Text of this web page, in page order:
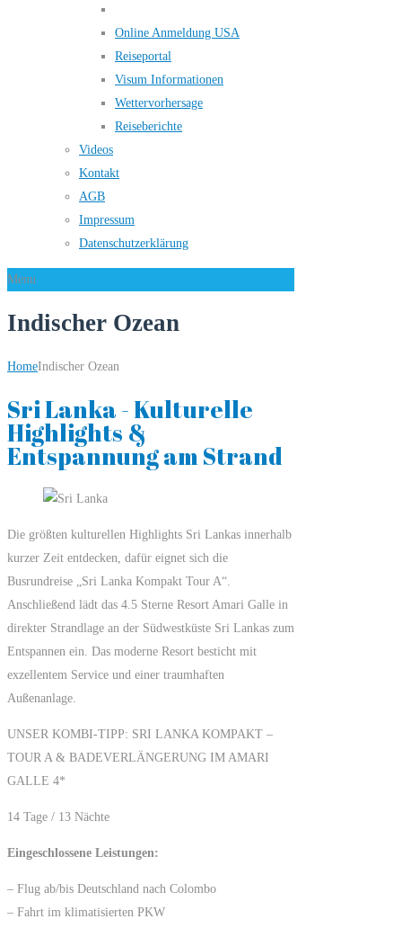
Online Anmeldung USA
Reiseportal
Visum Informationen
Wettervorhersage
Reiseberichte
Videos
Kontakt
AGB
Impressum
Datenschutzerklärung
Menu
Indischer Ozean
HomeIndischer Ozean
Sri Lanka - Kulturelle
Highlights &
Entspannung am Strand
Die größten kulturellen Highlights Sri Lankas innerhalb
kurzer Zeit entdecken, dafür eignet sich die
Busrundreise „Sri Lanka Kompakt Tour A“.
Anschließend lädt das 4.5 Sterne Resort Amari Galle in
direkter Strandlage an der Südwestküste Sri Lankas zum
Entspannen ein. Das moderne Resort besticht mit
exzellentem Service und einer traumhaften
Außenanlage.
UNSER KOMBI-TIPP: SRI LANKA KOMPAKT –
TOUR A & BADEVERLÄNGERUNG IM AMARI
GALLE 4*
14 Tage / 13 Nächte
Eingeschlossene Leistungen:
– Flug ab/bis Deutschland nach Colombo
– Fahrt im klimatisierten PKW